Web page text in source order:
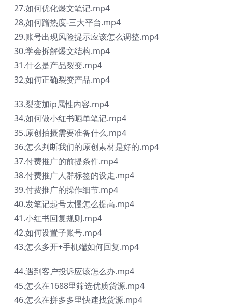
27.如何优化爆文笔记.mp4
28,如何蹭热度-三大平台.mp4
29.账号出现风险提示应该怎么调整.mp4
30.学会拆解爆文结构.mp4
31.什么是产品裂变.mp4
32,如何正确裂变产品.mp4
33.裂变加ip属性内容.mp4
34,如何做小红书晒单笔记.mp4
35.原创拍摄需要准备什么.mp4
36.怎么判断我们的原创素材是好的.mp4
37.付费推广的前提条件.mp4
38.付费推广人群标签的设走.mp4
39.付费推广的操作细节.mp4
40.发笔记起号太慢怎么提高.mp4
41.小红书回复规则.mp4
42.如何设置子账号.mp4
43.怎么多开+手机端如何回复.mp4
44.遇到客户投诉应该怎么办.mp4
45.怎么在1688里筛选优质货源.mp4
46.怎么在拼多多里快速找货源.mp4